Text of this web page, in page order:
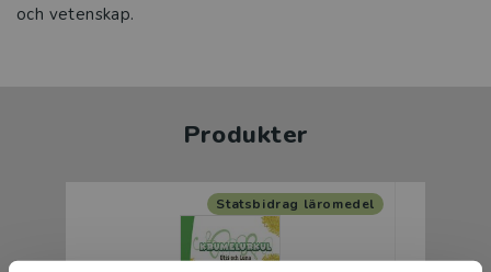
och vetenskap.
Produkter
Statsbidrag läromedel